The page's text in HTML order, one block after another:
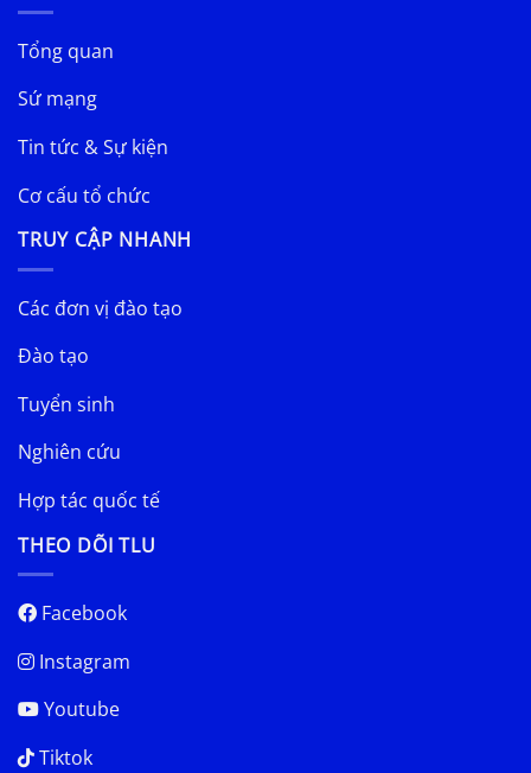
Tổng quan
Sứ mạng
Tin tức & Sự kiện
Cơ cấu tổ chức
TRUY CẬP NHANH
Các đơn vị đào tạo
Đào tạo
Tuyển sinh
Nghiên cứu
Hợp tác quốc tế
THEO DÕI TLU
Facebook
Instagram
Youtube
Tiktok